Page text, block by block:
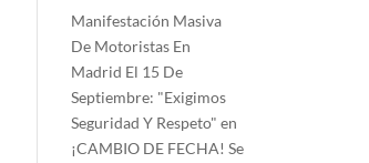
Manifestación Masiva
De Motoristas En
Madrid El 15 De
Septiembre: "Exigimos
Seguridad Y Respeto" en
¡CAMBIO DE FECHA! Se